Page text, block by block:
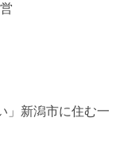
」新潟市に住む一